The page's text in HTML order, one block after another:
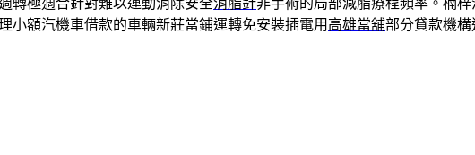
小額汽機車借款的車輛新莊當鋪運轉免安裝插電用 高雄當舖部分貸款機構